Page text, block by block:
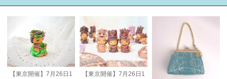
【東京開催】7月26日1
【東京開催】7月26日1